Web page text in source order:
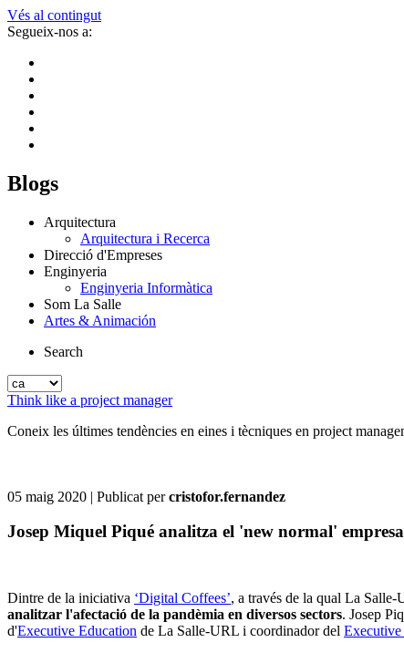
Vés al contingut
Segueix-nos a:
Blogs
Arquitectura
Arquitectura i Recerca
Direcció d'Empreses
Enginyeria
Enginyeria Informàtica
Som La Salle
Artes & Animación
Search
Think like a project manager
Coneix les últimes tendències en eines i tècniques en project
05 maig 2020 | Publicat percristofor.fernandez
Josep Miquel Piqué analitza el 'new normal'
Dintre de la iniciativa ‘Digital Coffees’, a través de la qual La
analitzar l'afectació de la pandèmia en diversos sectors. Josep
d'Executive Education de La Salle-URL i coordinador del